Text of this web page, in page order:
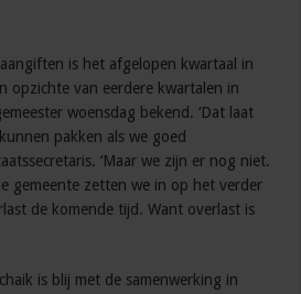
is het afgelopen kwartaal in
opzichte van eerdere kwartalen in
woensdag bekend. ‘Dat laat
pakken als we goed
‘Maar we zijn er nog niet.
gemeente zetten we in op het verder
de komende tijd. Want overlast is
is blij met de samenwerking in